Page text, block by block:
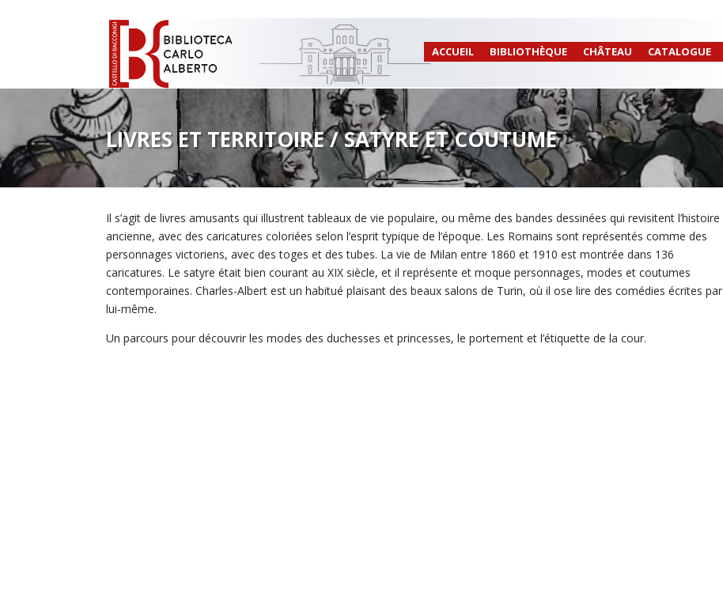
ACCUEIL BIBLIOTHÈQUE CHÂTEAU CATALOGUE
LIVRES ET TERRITOIRE / SATYRE ET COUTUME
Il s’agit de livres amusants qui illustrent tableaux de vie populaire, ou même des bandes dessinées qui revisitent l’histoire
ancienne, avec des caricatures coloriées selon l’esprit typique de l’époque. Les Romains sont représentés comme des
personnages victoriens, avec des toges et des tubes. La vie de Milan entre 1860 et 1910 est montrée dans 136
caricatures. Le satyre était bien courant au XIX siècle, et il représente et moque personnages, modes et coutumes
contemporaines. Charles-Albert est un habitué plaisant des beaux salons de Turin, où il ose lire des comédies écrites par
lui-même.
Un parcours pour découvrir les modes des duchesses et princesses, le portement et l’étiquette de la cour.